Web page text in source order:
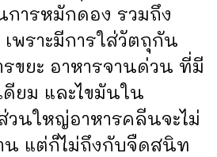
การหมักดอง รวมถึง
เพราะมีการใส่วัตถุกัน
ขยะ อาหารจานด่วน ที่มี
ยม และไขมันใน
นใหญ่อาหารคลีนจะไม่
น แต่ก็ไม่ถึงกับจืดสนิท